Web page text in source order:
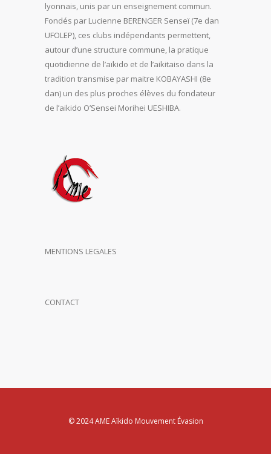
lyonnais, unis par un enseignement commun.
Fondés par Lucienne BERENGER Senseï (7e dan
UFOLEP), ces clubs indépendants permettent,
autour d’une structure commune, la pratique
quotidienne de l’aïkido et de l’aikitaiso dans la
tradition transmise par maitre KOBAYASHI (8e
dan) un des plus proches élèves du fondateur
de l’aikido O’Sensei Morihei UESHIBA.
MENTIONS LEGALES
CONTACT
© 2024 AME Aïkido Mouvement Évasion